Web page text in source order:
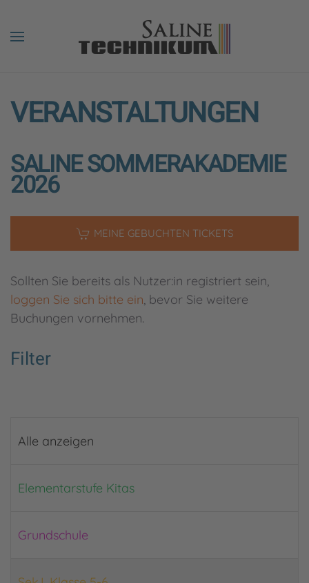
VERANSTALTUNGEN
SALINE SOMMERAKADEMIE
2026
MEINE GEBUCHTEN TICKETS
Sollten Sie bereits als Nutzer:in registriert sein,
loggen Sie sich bitte ein, bevor Sie weitere
Buchungen vornehmen.
Filter
Alle anzeigen
Elementarstufe Kitas
Grundschule